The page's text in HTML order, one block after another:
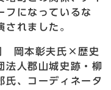
フになっているな
されました。
岡本彰夫氏×歴史
人郡山城史跡・柳
氏、コーディネータ